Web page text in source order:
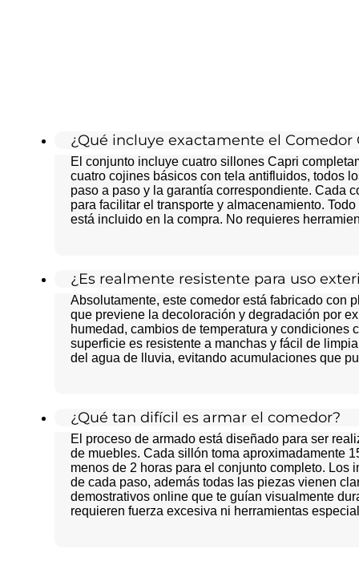
¿Qué incluye exactamente el Comedor
El conjunto incluye cuatro sillones Capri
cuatro cojines básicos con tela antifluidos, todos
paso a paso y la garantía correspondiente. Cada
para facilitar el transporte y almacenamiento.
está incluido en la compra. No requieres
¿Es realmente resistente para uso
Absolutamente, este comedor está fabricado con
que previene la decoloración y degradación por
humedad, cambios de temperatura y
superficie es resistente a manchas y fácil de
del agua de lluvia, evitando acumulaciones que
¿Qué tan difícil es armar el comedor?
El proceso de armado está diseñado para ser
de muebles. Cada sillón toma aproximadamente
menos de 2 horas para el conjunto completo.
de cada paso, además todas las piezas vienen
demostrativos online que te guían visualmente
requieren fuerza excesiva ni herramientas